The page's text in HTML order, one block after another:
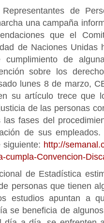
de
una campaña
que el
de Naciones Unidas
de
sobre los
lunes 8 de marzo,
su artículo trece que
de las personas
fases del
de sus
siguiente: http://
cumpla-Convencion-
de Estadística
personas que tienen
estudios apuntan a
se beneficia de